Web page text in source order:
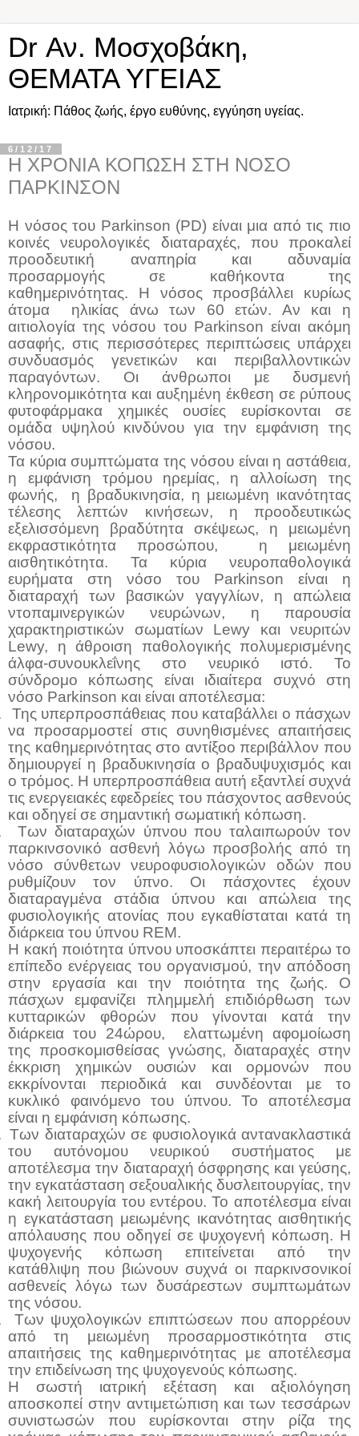
Dr Αν. Μοσχοβάκη,
ΘΕΜΑΤΑ ΥΓΕΙΑΣ
Ιατρική: Πάθος ζωής, έργο ευθύνης, εγγύηση υγείας.
6/12/17
Η ΧΡΟΝΙΑ ΚΟΠΩΣΗ ΣΤΗ ΝΟΣΟ
ΠΑΡΚΙΝΣΟΝ
H νόσος του Parkinson (PD) είναι μια από τις πιο
κοινές νευρολογικές διαταραχές, που προκαλεί
προοδευτική αναπηρία και αδυναμία
προσαρμογής σε καθήκοντα της
καθημερινότητας. Η νόσος προσβάλλει κυρίως
άτομα
ηλικίας άνω των 60 ετών. Αν και η
αιτιολογία της νόσου του Parkinson είναι ακόμη
ασαφής, στις περισσότερες περιπτώσεις υπάρχει
συνδυασμός γενετικών και περιβαλλοντικών
παραγόντων. Οι άνθρωποι με δυσμενή
κληρονομικότητα και αυξημένη έκθεση σε ρύπους
φυτοφάρμακα χημικές ουσίες ευρίσκονται σε
ομάδα υψηλού κινδύνου για την εμφάνιση της
νόσου.
Τα κύρια συμπτώματα της νόσου είναι η αστάθεια,
η εμφάνιση τρόμου ηρεμίας, η αλλοίωση της
φωνής, η βραδυκινησία, η μειωμένη ικανότητας
τέλεσης λεπτών κινήσεων, η προοδευτικώς
εξελισσόμενη βραδύτητα σκέψεως, η μειωμένη
εκφραστικότητα προσώπου, η μειωμένη
αισθητικότητα. Τα κύρια νευροπαθολογικά
ευρήματα στη νόσο του Parkinson είναι η
διαταραχή των βασικών γαγγλίων, η απώλεια
ντοπαμινεργικών νευρώνων, η παρουσία
χαρακτηριστικών σωματίων Lewy και νευριτών
Lewy, η άθροιση παθολογικής πολυμερισμένης
άλφα-συνουκλεΐνης στο νευρικό ιστό. Το
σύνδρομο κόπωσης είναι ιδιαίτερα συχνό στη
νόσο Parkinson και είναι αποτέλεσμα:
Της υπερπροσπάθειας που καταβάλλει ο πάσχων
να προσαρμοστεί στις συνηθισμένες απαιτήσεις
της καθημερινότητας στο αντίξοο περιβάλλον που
δημιουργεί η βραδυκινησία ο βραδυψυχισμός και
ο τρόμος. Η υπερπροσπάθεια αυτή εξαντλεί συχνά
τις ενεργειακές εφεδρείες του πάσχοντος ασθενούς
και οδηγεί σε σημαντική σωματική κόπωση.
Των διαταραχών ύπνου που ταλαιπωρούν τον
παρκινσονικό ασθενή λόγω προσβολής από τη
νόσο σύνθετων νευροφυσιολογικών οδών που
ρυθμίζουν τον ύπνο. Οι πάσχοντες έχουν
διαταραγμένα στάδια ύπνου και απώλεια της
φυσιολογικής ατονίας που εγκαθίσταται κατά τη
διάρκεια του ύπνου REM.
Η κακή ποιότητα ύπνου υποσκάπτει περαιτέρω το
επίπεδο ενέργειας του οργανισμού, την απόδοση
στην εργασία και την ποιότητα της ζωής. Ο
πάσχων εμφανίζει πλημμελή επιδιόρθωση των
κυτταρικών φθορών που γίνονται κατά την
διάρκεια του 24ώρου, ελαττωμένη αφομοίωση
της προσκομισθείσας γνώσης, διαταραχές στην
έκκριση χημικών ουσιών και ορμονών που
εκκρίνονται περιοδικά και συνδέονται με το
κυκλικό φαινόμενο του ύπνου. Το αποτέλεσμα
είναι η εμφάνιση κόπωσης.
Των διαταραχών σε φυσιολογικά αντανακλαστικά
του αυτόνομου νευρικού συστήματος με
αποτέλεσμα την διαταραχή όσφρησης και γεύσης,
την εγκατάσταση σεξουαλικής δυσλειτουργίας, την
κακή λειτουργία του εντέρου. Το αποτέλεσμα είναι
η εγκατάσταση μειωμένης ικανότητας αισθητικής
απόλαυσης που οδηγεί σε ψυχογενή κόπωση. Η
ψυχογενής κόπωση επιτείνεται από την
κατάθλιψη που βιώνουν συχνά οι παρκινσονικοί
ασθενείς λόγω των δυσάρεστων συμπτωμάτων
της νόσου.
Των ψυχολογικών επιπτώσεων που απορρέουν
από τη μειωμένη προσαρμοστικότητα στις
απαιτήσεις της καθημερινότητας με αποτέλεσμα
την επιδείνωση της ψυχογενούς κόπωσης.
Η σωστή ιατρική εξέταση και αξιολόγηση
αποσκοπεί στην αντιμετώπιση και των τεσσάρων
συνιστωσών που ευρίσκονται στην ρίζα της